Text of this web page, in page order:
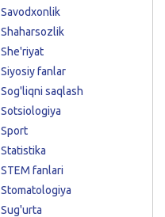
Savodxonlik
Shaharsozlik
She'riyat
Siyosiy fanlar
Sog'liqni saqlash
Sotsiologiya
Sport
Statistika
STEM fanlari
Stomatologiya
Sug'urta